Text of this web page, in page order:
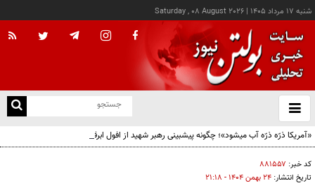
شنبه ۱۷ مرداد ۱۴۰۵ |
Saturday , 08 August 2026
باز
و
«آمریکا ذرّه ذرّه آب میشود»؛ چگونه پیشبینی رهبر شهید از افول ابرقدرت به حقیقت پیوست؟
کد خبر: ۸۸۱۵۵۷
تاریخ انتشار: ۲۴ بهمن ۱۴۰۴ - ۲۱:۱۸